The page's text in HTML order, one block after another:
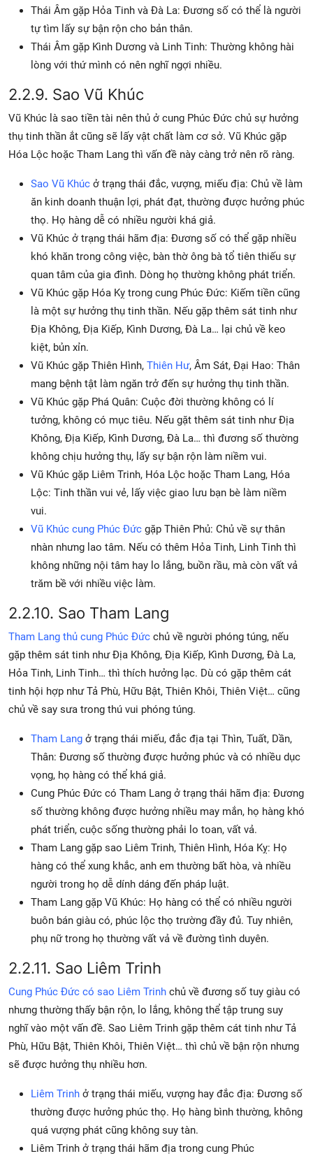
Thái Âm gặp Hỏa Tinh và Đà La: Đương số có thể là người
tự tìm lấy sự bận rộn cho bản thân.
Thái Âm gặp Kình Dương và Linh Tinh: Thường không hài
lòng với thứ mình có nên nghĩ ngợi nhiều.
2.2.9. Sao Vũ Khúc
Vũ Khúc là sao tiền tài nên thủ ở cung Phúc Đức chủ sự hưởng
thụ tinh thần ắt cũng sẽ lấy vật chất làm cơ sở. Vũ Khúc gặp
Hóa Lộc hoặc Tham Lang thì vấn đề này càng trở nên rõ ràng.
Sao Vũ Khúc ở trạng thái đắc, vượng, miếu địa: Chủ về làm
ăn kinh doanh thuận lợi, phát đạt, thường được hưởng phúc
thọ. Họ hàng dễ có nhiều người khá giả.
Vũ Khúc ở trạng thái hãm địa: Đương số có thể gặp nhiều
khó khăn trong công việc, bàn thờ ông bà tổ tiên thiếu sự
quan tâm của gia đình. Dòng họ thường không phát triển.
Vũ Khúc gặp Hóa Kỵ trong cung Phúc Đức: Kiếm tiền cũng
là một sự hưởng thụ tinh thần. Nếu gặp thêm sát tinh như
Địa Không, Địa Kiếp, Kình Dương, Đà La… lại chủ về keo
kiệt, bủn xỉn.
Vũ Khúc gặp Thiên Hình, Thiên Hư, Âm Sát, Đại Hao: Thân
mang bệnh tật làm ngăn trở đến sự hưởng thụ tinh thần.
Vũ Khúc gặp Phá Quân: Cuộc đời thường không có lí
tưởng, không có mục tiêu. Nếu gặt thêm sát tinh như Địa
Không, Địa Kiếp, Kình Dương, Đà La… thì đương số thường
không chịu hưởng thụ, lấy sự bận rộn làm niềm vui.
Vũ Khúc gặp Liêm Trinh, Hóa Lộc hoặc Tham Lang, Hóa
Lộc: Tinh thần vui vẻ, lấy việc giao lưu bạn bè làm niềm
vui.
Vũ Khúc cung Phúc Đức gặp Thiên Phủ: Chủ về sự thân
nhàn nhưng lao tâm. Nếu có thêm Hỏa Tinh, Linh Tinh thì
không những nội tâm hay lo lắng, buồn rầu, mà còn vất vả
trăm bề với nhiều việc làm.
2.2.10. Sao Tham Lang
Tham Lang thủ cung Phúc Đức chủ về người phóng túng, nếu
gặp thêm sát tinh như Địa Không, Địa Kiếp, Kình Dương, Đà La,
Hỏa Tinh, Linh Tinh… thì thích hưởng lạc. Dù có gặp thêm cát
tinh hội hợp như Tả Phù, Hữu Bật, Thiên Khôi, Thiên Việt… cũng
chủ về say sưa trong thú vui phóng túng.
Tham Lang ở trạng thái miếu, đắc địa tại Thìn, Tuất, Dần,
Thân: Đương số thường được hưởng phúc và có nhiều dục
vọng, họ hàng có thể khá giả.
Cung Phúc Đức có Tham Lang ở trạng thái hãm địa: Đương
số thường không được hưởng nhiều may mắn, họ hàng khó
phát triển, cuộc sống thường phải lo toan, vất vả.
Tham Lang gặp sao Liêm Trinh, Thiên Hình, Hóa Kỵ: Họ
hàng có thể xung khắc, anh em thường bất hòa, và nhiều
người trong họ dễ dính dáng đến pháp luật.
Tham Lang gặp Vũ Khúc: Họ hàng có thể có nhiều người
buôn bán giàu có, phúc lộc thọ trường đầy đủ. Tuy nhiên,
phụ nữ trong họ thường vất vả về đường tình duyên.
2.2.11. Sao Liêm Trinh
Cung Phúc Đức có sao Liêm Trinh chủ về đương số tuy giàu có
nhưng thường thấy bận rộn, lo lắng, không thể tập trung suy
nghĩ vào một vấn đề. Sao Liêm Trinh gặp thêm cát tinh như Tả
Phù, Hữu Bật, Thiên Khôi, Thiên Việt… thì chủ về bận rộn nhưng
sẽ được hưởng thụ nhiều hơn.
Liêm Trinh ở trạng thái miếu, vượng hay đắc địa: Đương số
thường được hưởng phúc thọ. Họ hàng bình thường, không
quá vượng phát cũng không suy tàn.
Liêm Trinh ở trạng thái hãm địa trong cung Phúc